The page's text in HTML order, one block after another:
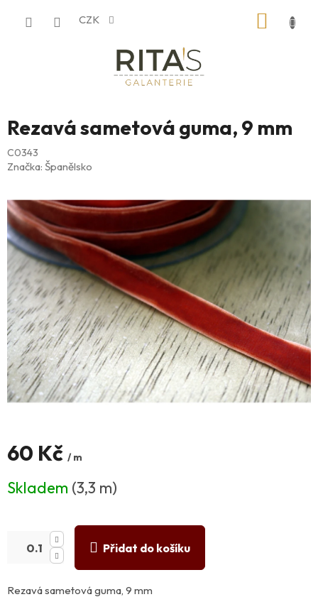
CZK
Rezavá sametová guma, 9 mm
C0343
Značka: Španělsko
60 Kč / m
cena:
Skladem (3,3 m)
Přidat do košíku
Rezavá sametová guma, 9 mm